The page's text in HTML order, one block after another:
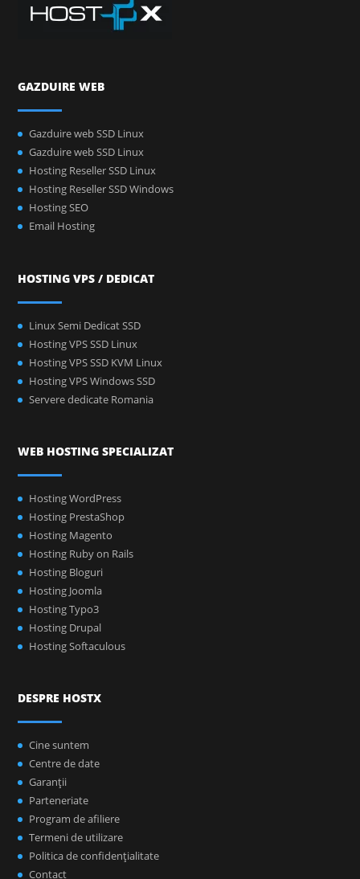
GAZDUIRE WEB
Gazduire web SSD Linux
Gazduire web SSD Linux
Hosting Reseller SSD Linux
Hosting Reseller SSD Windows
Hosting SEO
Email Hosting
HOSTING VPS / DEDICAT
Linux Semi Dedicat SSD
Hosting VPS SSD Linux
Hosting VPS SSD KVM Linux
Hosting VPS Windows SSD
Servere dedicate Romania
WEB HOSTING SPECIALIZAT
Hosting WordPress
Hosting PrestaShop
Hosting Magento
Hosting Ruby on Rails
Hosting Bloguri
Hosting Joomla
Hosting Typo3
Hosting Drupal
Hosting Softaculous
DESPRE HOSTX
Cine suntem
Centre de date
Garanţii
Parteneriate
Program de afiliere
Termeni de utilizare
Politica de confidenţialitate
Contact